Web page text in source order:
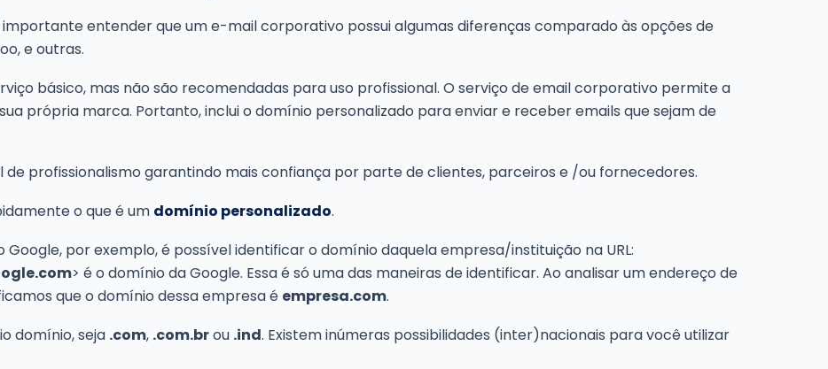
entender que um e-mail corporativo possui algumas diferenças comparado às opções de
e outras.
básico, mas não são recomendadas para uso profissional. O serviço de email corporativo permite a
própria marca. Portanto, inclui o domínio personalizado para enviar e receber emails que sejam de
de profissionalismo garantindo mais confiança por parte de clientes, parceiros e /ou fornecedores.
o que é um domínio personalizado.
por exemplo, é possível identificar o domínio daquela empresa/instituição na URL:
> é o domínio da Google. Essa é só uma das maneiras de identificar. Ao analisar um endereço de
que o domínio dessa empresa é empresa.com.
domínio, seja .com, .com.brou .ind. Existem inúmeras possibilidades (inter)nacionais para você utilizar